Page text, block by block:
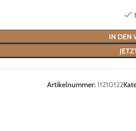
IN DEN
Artikelnummer:11210122